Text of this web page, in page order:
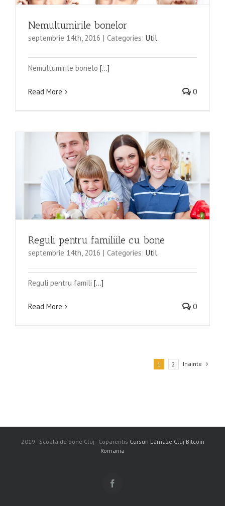
Nemultumirile bonelor
septembrie 14th, 2016 | Categories: Util
Nemultumirile bonelo [...]
Read More 0
Reguli pentru familiile cu bone
septembrie 14th, 2016 | Categories: Util
Reguli pentru famili [...]
Read More 0
1 2 Inainte
2019 - Scoala de bone Cluj - Coparentis Cursuri Lamaze Cluj Bitcoin
Romania